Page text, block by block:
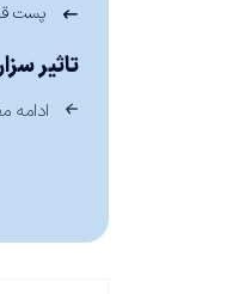
پست
تاثیر
ادامه